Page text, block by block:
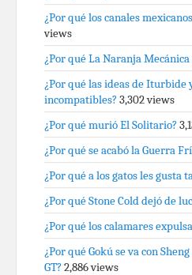
¿Por qué los canales
views
¿Por qué La Naranja Mecánica
¿Por qué las ideas de Iturbide
incompatibles? 3,302 views
¿Por qué murió El Solitario?
¿Por qué se acabó la Guerra
¿Por qué a los gatos les gusta
¿Por qué Stone Cold dejó de
¿Por qué los calamares
¿Por qué Gokú se va con
GT? 2,886 views